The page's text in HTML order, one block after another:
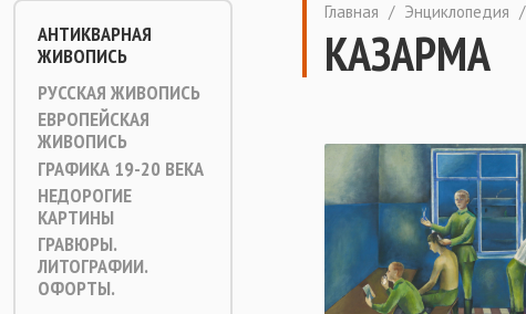
АНТИКВАРНАЯ
ЖИВОПИСЬ
РУССКАЯ ЖИВОПИСЬ
ЕВРОПЕЙСКАЯ
ЖИВОПИСЬ
ГРАФИКА 19-20 ВЕКА
НЕДОРОГИЕ
КАРТИНЫ
ГРАВЮРЫ.
ЛИТОГРАФИИ.
ОФОРТЫ.
Главная / Энциклопедия /
КАЗАРМА